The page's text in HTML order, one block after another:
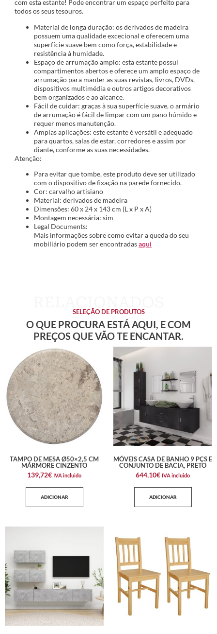
com esta estante! Pode encontrar um espaço perfeito para
todos os seus tesouros.
Material de longa duração: os derivados de madeira
possuem uma qualidade excecional e oferecem uma
superfície suave bem como força, estabilidade e
resistência à humidade.
Espaço de arrumação amplo: esta estante possui
compartimentos abertos e oferece um amplo espaço de
arrumação para manter as suas revistas, livros, DVDs,
dispositivos multimédia e outros artigos decorativos
bem organizados e ao alcance.
Fácil de cuidar: graças à sua superfície suave, o armário
de arrumação é fácil de limpar com um pano húmido e
requer menos manutenção.
Amplas aplicações: este estante é versátil e adequado
para quartos, salas de estar, corredores e assim por
diante, conforme as suas necessidades.
Atenção:
Para evitar que tombe, este produto deve ser utilizado
com o dispositivo de fixação na parede fornecido.
Cor: carvalho artisiano
Material: derivados de madeira
Dimensões: 60 x 24 x 143 cm (L x P x A)
Montagem necessária: sim
Legal Documents:
Mais informações sobre como evitar a queda do seu
mobiliário podem ser encontradasaqui
SELEÇÃO DE PRODUTOS
O QUE PROCURA ESTÁ AQUI, E COM
PREÇOS QUE VÃO TE ENCANTAR.
TAMPO DE MESA Ø50×2,5 CM
MÁRMORE CINZENTO
139,72€ IVA incluido
ADICIONAR
MÓVEIS CASA DE BANHO 9 PÇS E
CONJUNTO DE BACIA, PRETO
644,10€ IVA incluido
ADICIONAR